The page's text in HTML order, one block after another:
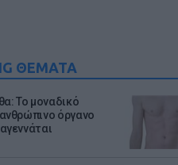
ΘΕΜΑΤΑ
Το μοναδικό
όργανο